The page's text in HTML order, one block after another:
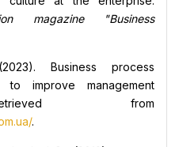
magazine "Business
Business process
improve management
from
.